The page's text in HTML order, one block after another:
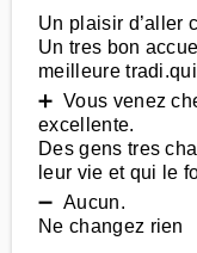
Un plaisir d’aller
Un tres bon
meilleure
➕ Vous venez
excellente.
Des gens tres
leur vie et qui le
➖ Aucun.
Ne changez rien